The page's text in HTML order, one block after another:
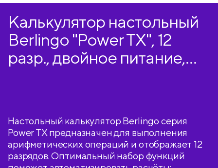
Калькулятор настольный
Berlingo "Power TX", 12
разр., двойное питание,
Настольный калькулятор Berlingo серия
Power TX предназначен для выполнения
арифметических операций и отображает 12
разрядов. Оптимальный набор функций